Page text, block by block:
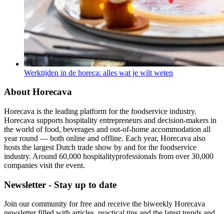
Werktijden in de horeca: alles wat je wilt weten
About Horecava
Horecava is the leading platform for the foodservice industry.
Horecava supports hospitality entrepreneurs and decision-makers in
the world of food, beverages and out-of-home accommodation all
year round — both online and offline. Each year, Horecava also
hosts the largest Dutch trade show by and for the foodservice
industry. Around 60,000 hospitalityprofessionals from over 30,000
companies visit the event.
Newsletter - Stay up to date
Join our community for free and receive the biweekly Horecava